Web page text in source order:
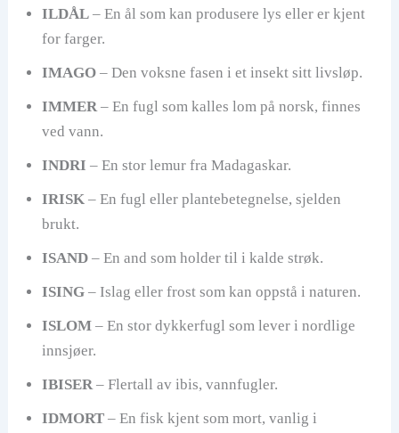
ILDÅL– En ål som kan produsere lys eller er kjent
for farger.
IMAGO– Den voksne fasen i et insekt sitt livsløp.
IMMER– En fugl som kalles lom på norsk, finnes
ved vann.
INDRI – En stor lemur fra Madagaskar.
IRISK– En fugl eller plantebetegnelse, sjelden
brukt.
ISAND– En and som holder til i kalde strøk.
ISING– Islag eller frost som kan oppstå i naturen.
ISLOM– En stor dykkerfugl som lever i nordlige
innsjøer.
IBISER– Flertall av ibis, vannfugler.
IDMORT– En fisk kjent som mort, vanlig i